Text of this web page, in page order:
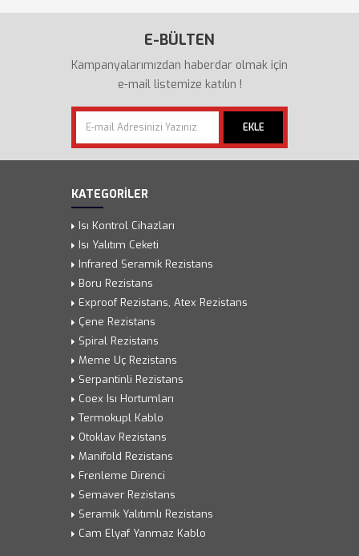
E-BÜLTEN
Kampanyalarımızdan haberdar olmak için
e-mail listemize katılın !
EKLE
KATEGORİLER
Isı Kontrol Cihazları
Isı Yalıtım Ceketi
Infrared Seramik Rezistans
Boru Rezistans
Exproof Rezistans, Atex Rezistans
Çene Rezistans
Spiral Rezistans
Meme Uç Rezistans
Serpantinli Rezistans
Coex Isı Hortumları
Termokupl Kablo
Otoklav Rezistans
Manifold Rezistans
Frenleme Direnci
Semaver Rezistans
Seramik Yalıtımlı Rezistans
Cam Elyaf Yanmaz Kablo